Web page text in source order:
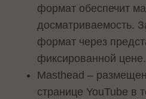
формат обеспечит
досматриваемость.
формат через
фиксированной цене.
Masthead –
странице YouTube в